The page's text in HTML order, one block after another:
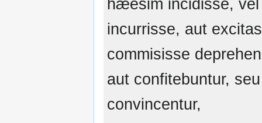
hæesim incidisse,
incurrisse, aut
commisisse
aut confitebuntur, seu
convincentur,